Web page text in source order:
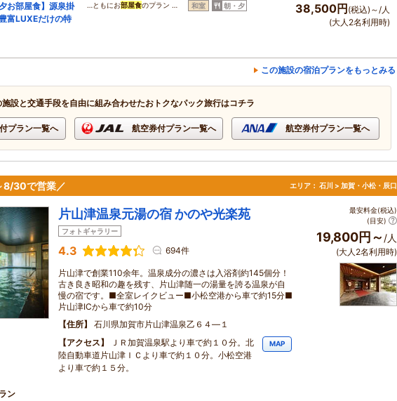
お部屋食】源泉掛
富LUXEだけの特
…ともにお部屋食のプラン … 和室 朝・夕 38,500円 (税込)～/人
(大人2名利用時)
この施設の宿泊プランをもっとみる
施設と交通手段を自由に組み合わせたおトクなパック旅行はコチラ
プラン一覧へ 航空券付プラン一覧へ 航空券付プラン一覧へ
8/30で営業／ エリア： 石川 > 加賀・小松・辰口
片山津温泉元湯の宿 かのや光楽苑
フォトギャラリー
4.3 694件
片山津で創業110余年。温泉成分の濃さは入浴剤約145個分！
古き良き昭和の趣を残す、片山津随一の湯量を誇る温泉が自
慢の宿です。■全室レイクビュー■小松空港から車で約15分■
片山津ICから車で約10分
住所
石川県加賀市片山津温泉乙６４―１
アクセス
ＪＲ加賀温泉駅より車で約１０分。北
陸自動車道片山津ＩＣより車で約１０分。小松空港
より車で約１５分。
MAP
最安料金(税込)
(目安)
19,800円～ /人
(大人2名利用時)
ン